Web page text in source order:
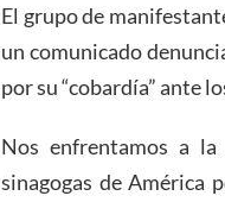
El grupo de
un comunicado
por su “cobardía” ante
Nos enfrentamos a
sinagogas de América